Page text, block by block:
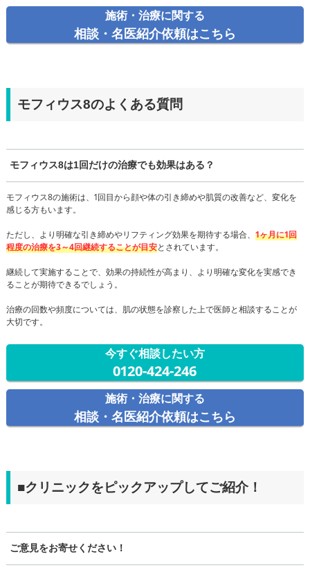
施術・治療に関する
相談・名医紹介依頼はこちら
モフィウス8のよくある質問
モフィウス8は1回だけの治療でも効果はある？
モフィウス8の施術は、1回目から顔や体の引き締めや肌質の改善など、変化を
感じる方もいます。
ただし、より明確な引き締めやリフティング効果を期待する場合、 1ヶ月に1回
程度の治療を3～4回継続することが目安とされています。
継続して実施することで、効果の持続性が高まり、より明確な変化を実感でき
ることが期待できるでしょう。
治療の回数や頻度については、肌の状態を診察した上で医師と相談することが
大切です。
今すぐ相談したい方
0120-424-246
施術・治療に関する
相談・名医紹介依頼はこちら
■クリニックをピックアップしてご紹介！
ご意見をお寄せください！